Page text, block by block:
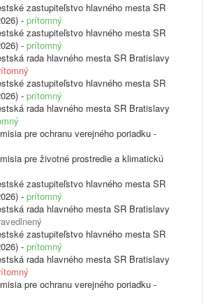
zastupiteľstvo hlavného mesta SR
- prítomný
zastupiteľstvo hlavného mesta SR
- prítomný
rada hlavného mesta SR Bratislavy
zastupiteľstvo hlavného mesta SR
- prítomný
rada hlavného mesta SR Bratislavy
pre ochranu verejného poriadku -
pre životné prostredie a klimatickú
zastupiteľstvo hlavného mesta SR
- prítomný
rada hlavného mesta SR Bratislavy
zastupiteľstvo hlavného mesta SR
- prítomný
rada hlavného mesta SR Bratislavy
pre ochranu verejného poriadku -